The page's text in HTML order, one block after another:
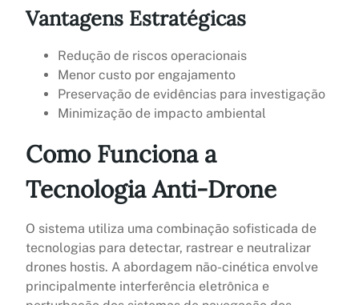
Vantagens Estratégicas
Redução de riscos operacionais
Menor custo por engajamento
Preservação de evidências para investigação
Minimização de impacto ambiental
Como Funciona a
Tecnologia Anti-Drone
O sistema utiliza uma combinação sofisticada de
tecnologias para detectar, rastrear e neutralizar
drones hostis. A abordagem não-cinética envolve
principalmente interferência eletrônica e